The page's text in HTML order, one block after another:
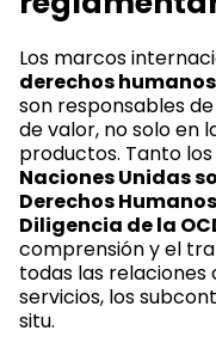
Los marcos
derechos humanos
son responsables
de valor, no solo en
productos. Tanto los
Naciones Unidas
Derechos Humanos
Diligencia de la
comprensión y el
todas las relaciones
servicios, los
situ.